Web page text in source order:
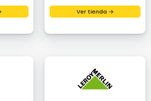
Ver tienda →